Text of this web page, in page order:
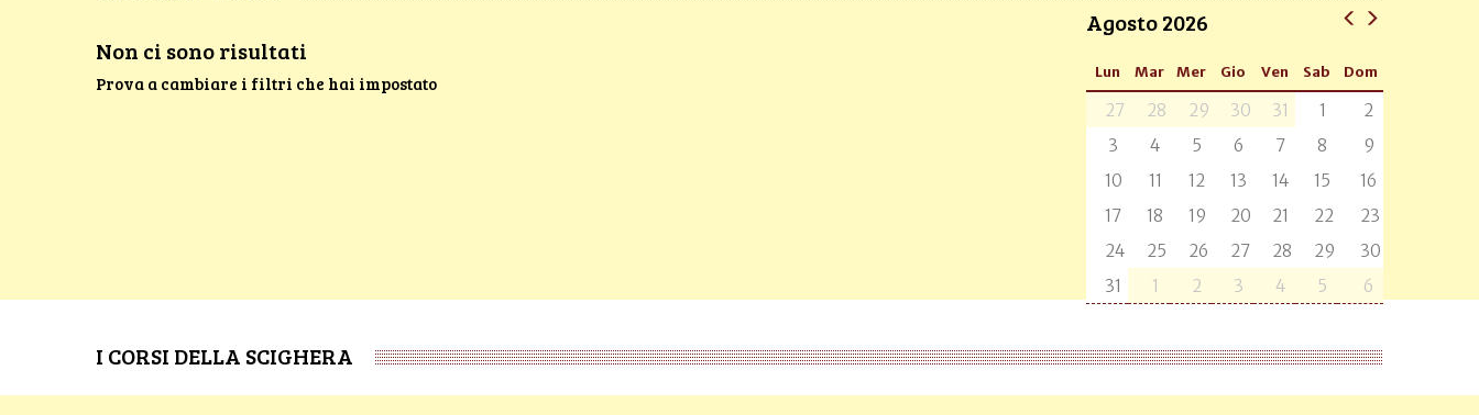
Non ci sono risultati
Prova a cambiare i filtri che hai impostato
Agosto 2026
Lun Mar Mer Gio Ven Sab Dom
27 28 29 30 31 1
2
3
4 5 6 7 8
9
10
11 12 13 14 15
16
17
18 19 20 21 22
23
24
25 26 27 28 29
30
31
1 2 3 4 5 6
I CORSI DELLA SCIGHERA